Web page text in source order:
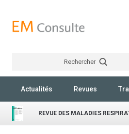
Rechercher
Actualités Revues
REVUE DES MALADIES